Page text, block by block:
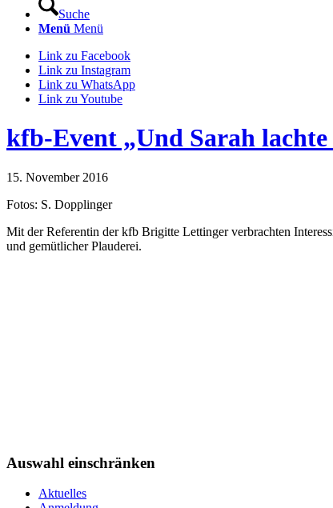
Suche
Menü Menü
Link zu Facebook
Link zu Instagram
Link zu WhatsApp
Link zu Youtube
kfb-Event „Und Sarah
15. November 2016
Fotos: S. Dopplinger
Mit der Referentin der kfb Brigitte Lettinger verbrachten
und gemütlicher Plauderei.
Auswahl einschränken
Aktuelles